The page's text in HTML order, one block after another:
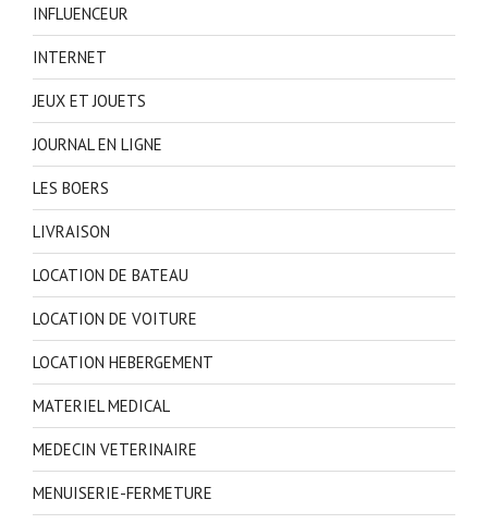
INFLUENCEUR
INTERNET
JEUX ET JOUETS
JOURNAL EN LIGNE
LES BOERS
LIVRAISON
LOCATION DE BATEAU
LOCATION DE VOITURE
LOCATION HEBERGEMENT
MATERIEL MEDICAL
MEDECIN VETERINAIRE
MENUISERIE-FERMETURE